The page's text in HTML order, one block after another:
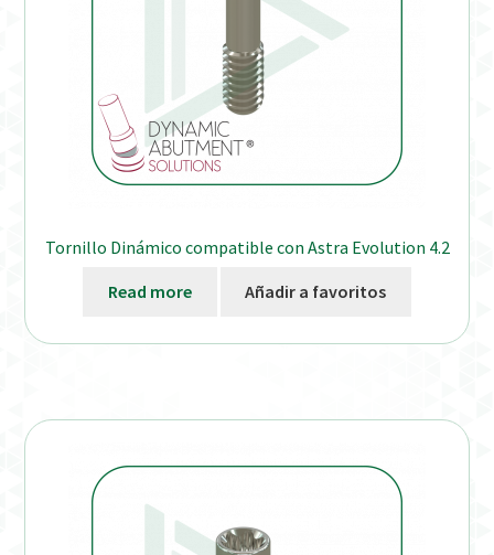
Tornillo Dinámico compatible con Astra Evolution 4.2
Read more Añadir a favoritos